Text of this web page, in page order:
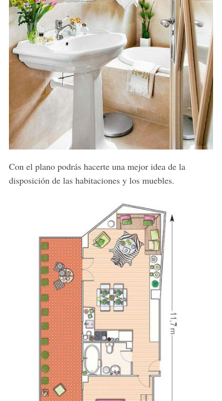
Con el plano podrás hacerte una mejor idea de la
disposición de las habitaciones y los muebles.